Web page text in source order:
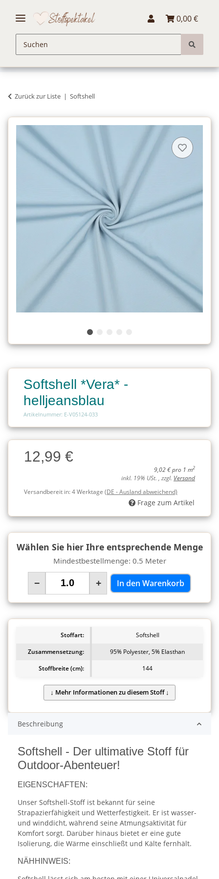
0,00 €
Zurück zur Liste Softshell
Softshell *Vera* -
helljeansblau
Artikelnummer: E-V05124-033
Charge
Charge12,99 €
9,02 € pro 1 m2
inkl. 19% USt. , zzgl. Versand
Versandbereit in:4 Werktage (DE - Ausland abweichend)
Frage zum Artikel
Wählen Sie hier Ihre entsprechende Menge
Mindestbestellmenge: 0.5 Meter
− + In den Warenkorb
Stoffart:
Softshell
Zusammensetzung:
95% Polyester, 5% Elasthan
Stoffbreite (cm):
144
Beschreibung
Softshell - Der ultimative Stoff für
Outdoor-Abenteuer!
EIGENSCHAFTEN:
Unser Softshell-Stoff ist bekannt für seine
Strapazierfähigkeit und Wetterfestigkeit. Er ist wasser-
und winddicht, während seine Atmungsaktivität für
Komfort sorgt. Darüber hinaus bietet er eine gute
Isolierung, die Wärme einschließt und Kälte fernhält.
NÄHHINWEIS: